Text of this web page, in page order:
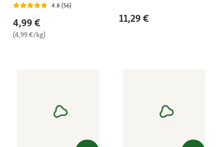
4.8 (56)
4,99 €
(4,99 €/kg)
11,29 €